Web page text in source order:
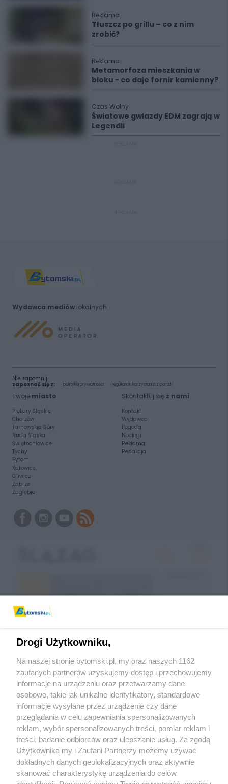
Reklama
Tłuszcz po grillu – co z nim
zrobić?
Reklama
Metamorfoza mieszkania w
bloku - co daje fornir kamienny?
Czas Wolny
Światowe gwiazdy EDM zagrają w
Legendii
Wydawca mediówlokalnych
Nie zapomnij
zapoznać się z:
polityką prywatności regulamin korzystania z portali
Twoje miasto
Piekary Śląskie
Chorzów
Tarnowskie Góry
Ruda Śląska
Świętochłowice
Tychy
Bytom
Katowice
Gliwice
Zabrze
Zagłębie
Skontaktuj się z nami
Kontakt
Wydawca
Pogoda
Noclegi
Reklama
Redakcja
Wróć do strony głównej
ślązag.pl
0%
Drogi Użytkowniku,
Na naszej stronie bytomski.pl, my oraz naszych 1162
zaufanych partnerów uzyskujemy dostęp i przechowujemy
informacje na urządzeniu oraz przetwarzamy dane
osobowe, takie jak unikalne identyfikatory, standardowe
informacje wysyłane przez urządzenie czy dane
przeglądania w celu zapewniania spersonalizowanych
reklam, wybór spersonalizowanych treści, pomiar reklam i
treści, badanie odbiorców oraz ulepszanie usług. Za zgodą
Użytkownika my i Zaufani Partnerzy możemy używać
dokładnych danych geolokalizacyjnych oraz aktywnie
skanować charakterystykę urządzenia do celów